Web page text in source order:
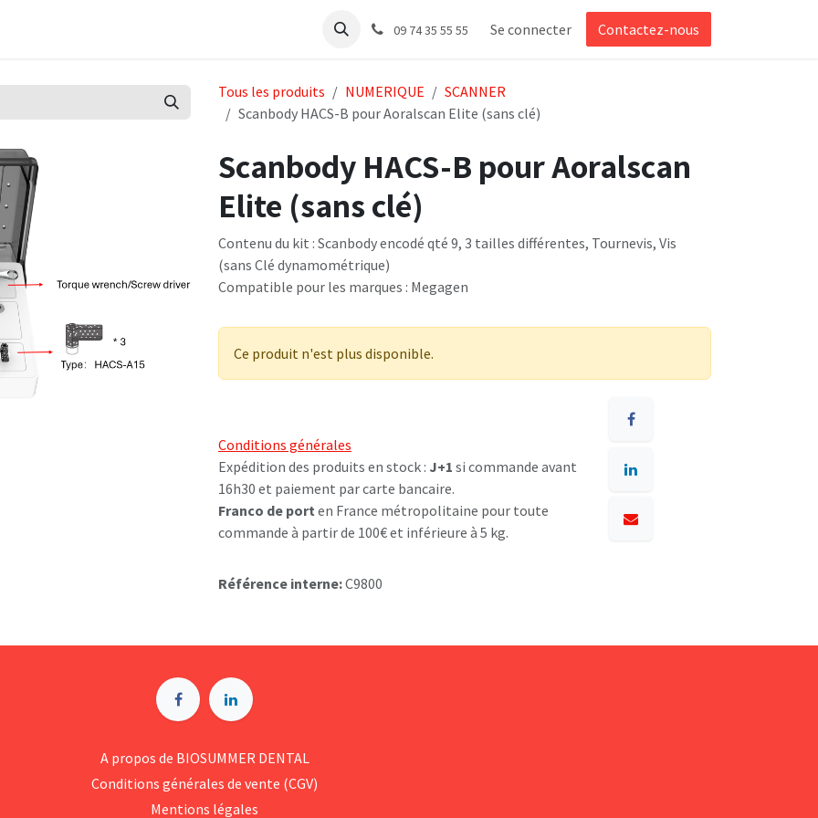
Support09 74 35 55 55 Se connecter Contactez-nous
Tous les produits NUMERIQUE
SCANNER
Scanbody HACS-B pour Aoralscan Elite (sans clé)
Scanbody HACS-B pour Aoralscan
Elite (sans clé)
Contenu du kit : Scanbody encodé qté 9, 3 tailles différentes, Tournevis, Vis
(sans Clé dynamométrique)
Compatible pour les marques : Megagen
Ce produit n'est plus disponible.
Conditions générales
Expédition des produits en stock : J+1 si commande avant
16h30 et paiement par carte bancaire.
Franco de port en France métropolitaine pour toute
commande à partir de 100€ et inférieure à 5 kg.
Référence interne:C9800
A p​ropos de BIOSUMMER DENTAL
Conditions générales d​e vente (CGV)
Mentions légales